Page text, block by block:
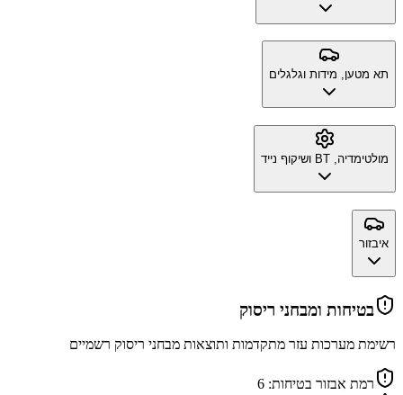
תא מטען, מידות וגלגלים
מולטימדיה, BT ושיקוף נייד
איבזור
בטיחות ומבחני ריסוק
רשימת מערכות עזר מתקדמות ותוצאות מבחני ריסוק רשמיים
רמת אבזור בטיחות: 6